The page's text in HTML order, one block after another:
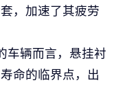
，加速了其疲劳
车辆而言，悬挂衬
命的临界点，出